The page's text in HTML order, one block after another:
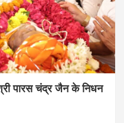
पारस चंद्र जैन के निधन